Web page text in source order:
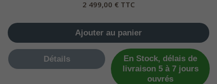
2 499,00 € TTC
Ajouter au panier
Détails
En Stock, délais de
livraison 5 à 7 jours
ouvrés